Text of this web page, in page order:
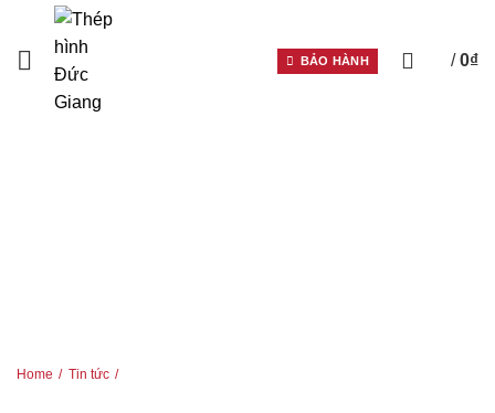
BẢO HÀNH / 0₫
Home Tin tức